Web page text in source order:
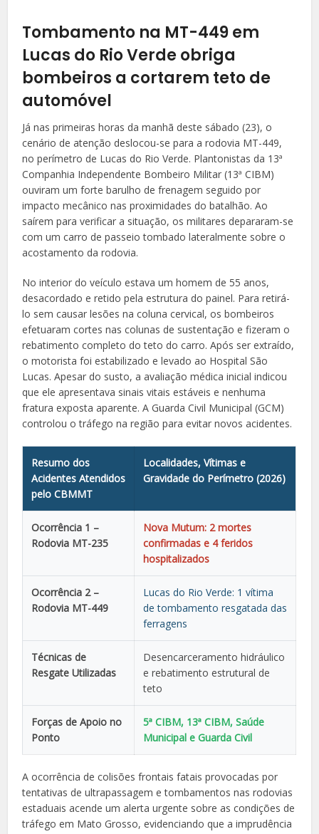
Tombamento na MT-449 em
Lucas do Rio Verde obriga
bombeiros a cortarem teto de
automóvel
Já nas primeiras horas da manhã deste sábado (23), o
cenário de atenção deslocou-se para a rodovia MT-449,
no perímetro de Lucas do Rio Verde. Plantonistas da 13ª
Companhia Independente Bombeiro Militar (13ª CIBM)
ouviram um forte barulho de frenagem seguido por
impacto mecânico nas proximidades do batalhão. Ao
saírem para verificar a situação, os militares depararam-se
com um carro de passeio tombado lateralmente sobre o
acostamento da rodovia.
No interior do veículo estava um homem de 55 anos,
desacordado e retido pela estrutura do painel. Para retirá-
lo sem causar lesões na coluna cervical, os bombeiros
efetuaram cortes nas colunas de sustentação e fizeram o
rebatimento completo do teto do carro. Após ser extraído,
o motorista foi estabilizado e levado ao Hospital São
Lucas. Apesar do susto, a avaliação médica inicial indicou
que ele apresentava sinais vitais estáveis e nenhuma
fratura exposta aparente. A Guarda Civil Municipal (GCM)
controlou o tráfego na região para evitar novos acidentes.
Resumo dos
Acidentes Atendidos
pelo CBMMT
Localidades, Vítimas e
Gravidade do Perímetro (2026)
Ocorrência 1 –
Rodovia MT-235
Nova Mutum: 2 mortes
confirmadas e 4 feridos
hospitalizados
Ocorrência 2 –
Rodovia MT-449
Lucas do Rio Verde: 1 vítima
de tombamento resgatada das
ferragens
Técnicas de
Resgate Utilizadas
Desencarceramento hidráulico
e rebatimento estrutural de
teto
Forças de Apoio no
Ponto
5ª CIBM, 13ª CIBM, Saúde
Municipal e Guarda Civil
A ocorrência de colisões frontais fatais provocadas por
tentativas de ultrapassagem e tombamentos nas rodovias
estaduais acende um alerta urgente sobre as condições de
tráfego em Mato Grosso, evidenciando que a imprudência